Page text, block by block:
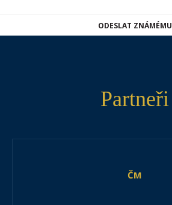
ODESLAT ZNÁMÉMU
Partneři
ČM